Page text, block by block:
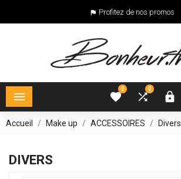
 Profitez de nos promos
 

0

0
Accueil Make up ACCESSOIRES Divers
DIVERS